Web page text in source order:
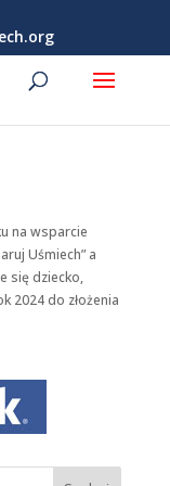
na wsparcie
Uśmiech” a
się dziecko,
2024 do złożenia